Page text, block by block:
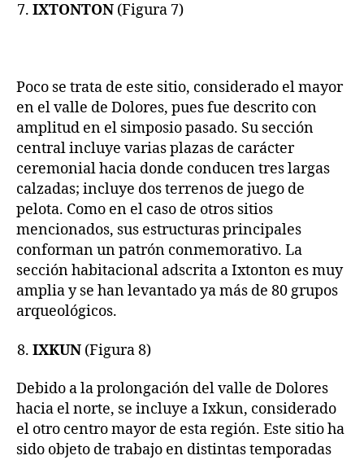
IXTONTON (Figura 7)
Poco se trata de este sitio, considerado el mayor
en el valle de Dolores, pues fue descrito con
amplitud en el simposio pasado. Su sección
central incluye varias plazas de carácter
ceremonial hacia donde conducen tres largas
calzadas; incluye dos terrenos de juego de
pelota. Como en el caso de otros sitios
mencionados, sus estructuras principales
conforman un patrón conmemorativo. La
sección habitacional adscrita a Ixtonton es muy
amplia y se han levantado ya más de 80 grupos
arqueológicos.
IXKUN (Figura 8)
Debido a la prolongación del valle de Dolores
hacia el norte, se incluye a Ixkun, considerado
el otro centro mayor de esta región. Este sitio ha
sido objeto de trabajo en distintas temporadas